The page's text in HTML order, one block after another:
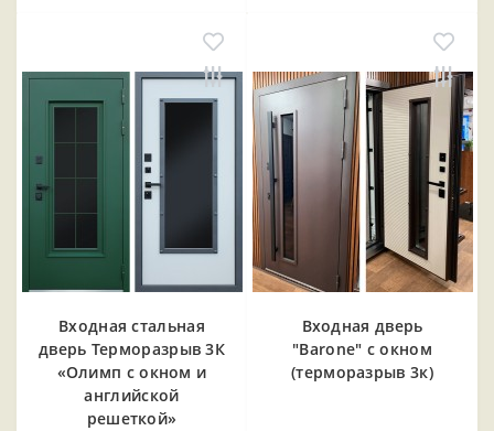
Входная cтальная
дверь Терморазрыв 3К
«Олимп с окном и
английской
решеткой»
Входная дверь
"Barone" с окном
(терморазрыв 3к)